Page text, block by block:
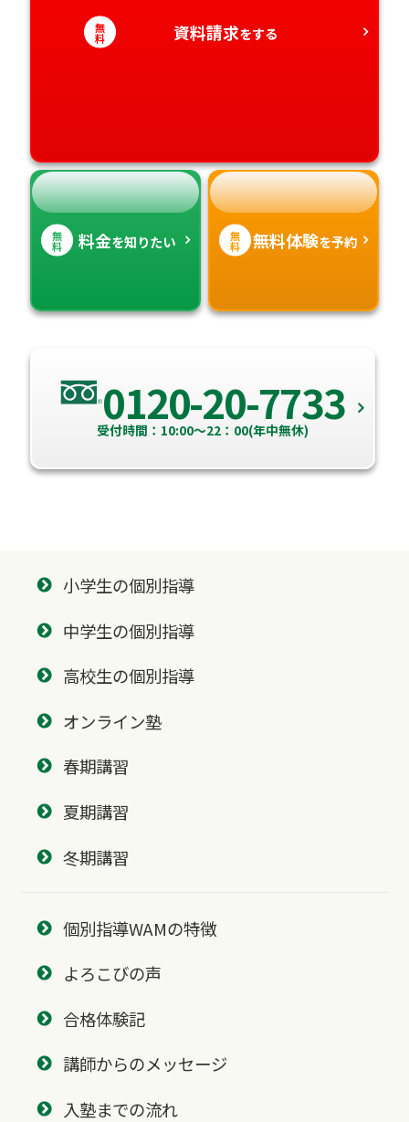
愛知県
香川県
宮崎県
無
料 資料請求をする
無
料 料金を知りたい 無
料 無料体験を予約
0120-20-7733
受付時間：10:00～22：00(年中無休)
小学生の個別指導
中学生の個別指導
高校生の個別指導
オンライン塾
春期講習
夏期講習
冬期講習
個別指導WAMの特徴
よろこびの声
合格体験記
講師からのメッセージ
入塾までの流れ